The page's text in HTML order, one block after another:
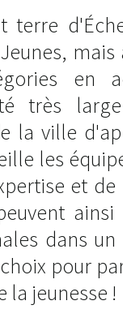
terre
en
très
la ville
les
et
dans un
pour
jeunesse !